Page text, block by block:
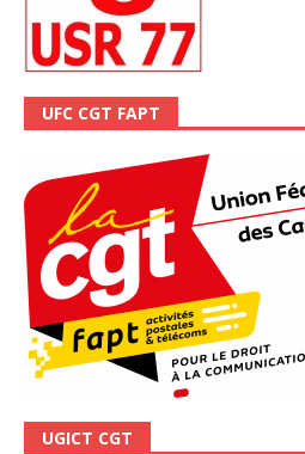
UFC CGT FAPT
UGICT CGT